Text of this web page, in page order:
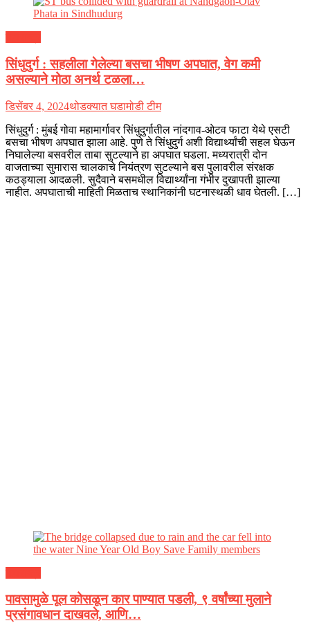
सिंधुदुर्ग : सहलीला गेलेल्या बसचा भीषण अपघात, वेग कमी
असल्याने मोठा अनर्थ टळला…
डिसेंबर 4, 2024थोडक्यात घडामोडी टीम
सिंधुदुर्ग : मुंबई गोवा महामार्गावर सिंधुदुर्गातील नांदगाव-ओटव फाटा येथे एसटी
बसचा भीषण अपघात झाला आहे. पुणे ते सिंधुदुर्ग अशी विद्यार्थ्यांची सहल घेऊन
निघालेल्या बसवरील ताबा सुटल्याने हा अपघात घडला. मध्यरात्री दोन
वाजताच्या सुमारास चालकाचे नियंत्रण सुटल्याने बस पुलावरील संरक्षक
कठड्याला आदळली. सुदैवाने बसमधील विद्यार्थ्यांना गंभीर दुखापती झाल्या
नाहीत. अपघाताची माहिती मिळताच स्थानिकांनी घटनास्थळी धाव घेतली. […]
पावसामुळे पूल कोसळून कार पाण्यात पडली, ९ वर्षांच्या मुलाने
प्रसंगावधान दाखवले, आणि…